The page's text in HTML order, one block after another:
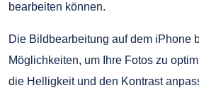
bearbeiten können.
Die Bildbearbeitung auf dem iPhone
Möglichkeiten, um Ihre Fotos zu
die Helligkeit und den Kontrast